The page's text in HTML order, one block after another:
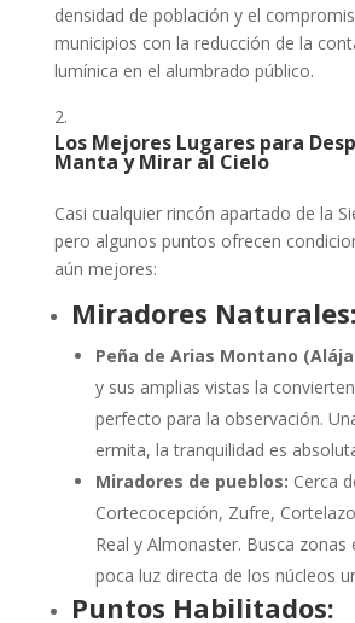
densidad de población y el
municipios con la reducción de la
lumínica en el alumbrado público.
Los Mejores Lugares para
Manta y Mirar al Cielo
Casi cualquier rincón apartado de la
pero algunos puntos ofrecen
aún mejores:
Miradores Naturales:
Peña de Arias Montano
y sus amplias vistas la
perfecto para la observación.
ermita, la tranquilidad es
Miradores de pueblos: Cerca
Cortecocepción, Zufre,
Real y Almonaster. Busca zonas
poca luz directa de los núcleos
Puntos Habilitados: